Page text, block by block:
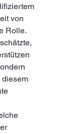
von
Rolle.
diesem